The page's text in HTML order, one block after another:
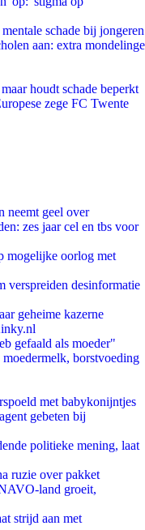
schade bij jongeren
aan: extra mondelinge
houdt schade beperkt
zege FC Twente
neemt geel over
zes jaar cel en tbs voor
mogelijke oorlog met
verspreiden desinformatie
geheime kazerne
gefaald als moeder"
borstvoeding
met babykonijntjes
gebeten bij
politieke mening, laat
ruzie over pakket
land groeit,
strijd aan met